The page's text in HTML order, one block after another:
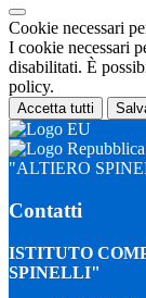
Cookie necessari
I cookie necessari
disabilitati. È
policy.
Accetta tutti
"ALTIERO
Contatti
ISTITUTO
SPINELLI"